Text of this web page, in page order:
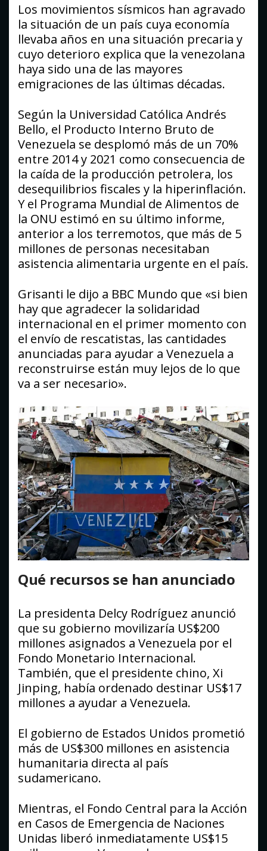
Los movimientos sísmicos han agravado
la situación de un país cuya economía
llevaba años en una situación precaria y
cuyo deterioro explica que la venezolana
haya sido una de las mayores
emigraciones de las últimas décadas.
Según la Universidad Católica Andrés
Bello, el Producto Interno Bruto de
Venezuela se desplomó más de un 70%
entre 2014 y 2021 como consecuencia de
la caída de la producción petrolera, los
desequilibrios fiscales y la hiperinflación.
Y el Programa Mundial de Alimentos de
la ONU estimó en su último informe,
anterior a los terremotos, que más de 5
millones de personas necesitaban
asistencia alimentaria urgente en el país.
Grisanti le dijo a BBC Mundo que «si bien
hay que agradecer la solidaridad
internacional en el primer momento con
el envío de rescatistas, las cantidades
anunciadas para ayudar a Venezuela a
reconstruirse están muy lejos de lo que
va a ser necesario».
Qué recursos se han anunciado
La presidenta Delcy Rodríguez anunció
que su gobierno movilizaría US$200
millones asignados a Venezuela por el
Fondo Monetario Internacional.
También, que el presidente chino, Xi
Jinping, había ordenado destinar US$17
millones a ayudar a Venezuela.
El gobierno de Estados Unidos prometió
más de US$300 millones en asistencia
humanitaria directa al país
sudamericano.
Mientras, el Fondo Central para la Acción
en Casos de Emergencia de Naciones
Unidas liberó inmediatamente US$15